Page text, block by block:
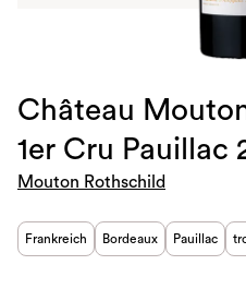
Château
1er Cru Pauillac
Mouton Rothschild
Frankreich Bordeaux Pauillac